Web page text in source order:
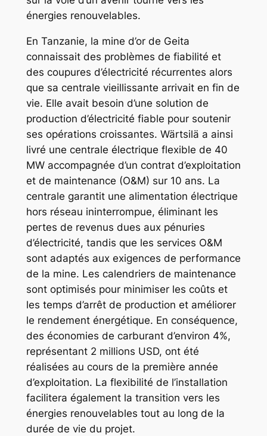
énergies renouvelables.
En Tanzanie, la mine d’or de Geita
connaissait des problèmes de fiabilité et
des coupures d’électricité récurrentes alors
que sa centrale vieillissante arrivait en fin de
vie. Elle avait besoin d’une solution de
production d’électricité fiable pour soutenir
ses opérations croissantes. Wärtsilä a ainsi
livré une centrale électrique flexible de 40
MW accompagnée d’un contrat d’exploitation
et de maintenance (O&M) sur 10 ans. La
centrale garantit une alimentation électrique
hors réseau ininterrompue, éliminant les
pertes de revenus dues aux pénuries
d’électricité, tandis que les services O&M
sont adaptés aux exigences de performance
de la mine. Les calendriers de maintenance
sont optimisés pour minimiser les coûts et
les temps d’arrêt de production et améliorer
le rendement énergétique. En conséquence,
des économies de carburant d’environ 4%,
représentant 2 millions USD, ont été
réalisées au cours de la première année
d’exploitation. La flexibilité de l’installation
facilitera également la transition vers les
énergies renouvelables tout au long de la
durée de vie du projet.